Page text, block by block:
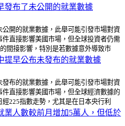
發布了未公開的就業數據
開的就業數據，此舉可能引發市場對資
直接影響美國市場，但全球投資者仍需
間接影響，特別是若數據意外導致市
提早公布未發布的就業數據
布的就業數據，此舉可能引發市場對資
直接影響美國市場，但全球經濟數據的
225指數走勢，尤其是在日本央行利
業人數較前月增加5萬人，但低於